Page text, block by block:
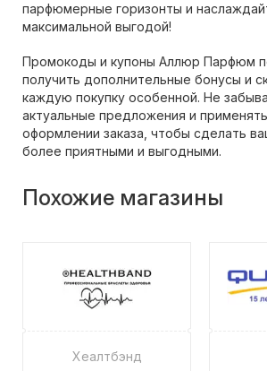
парфюмерные горизонты и
максимальной выгодой!
Промокоды и купоны Аллюр Парфюм
получить дополнительные бонусы и
каждую покупку особенной. Не
актуальные предложения и
оформлении заказа, чтобы сделать
более приятными и выгодными.
Похожие магазины
Хеалтбэнд